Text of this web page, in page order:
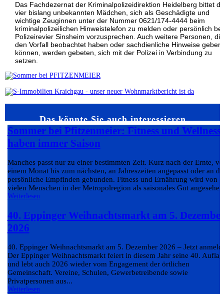
Das Fachdezernat der Kriminalpolizeidirektion Heidelberg bittet
vier bislang unbekannten Mädchen, sich als Geschädigte und
wichtige Zeuginnen unter der Nummer 0621/174-4444 beim
kriminalpolizeilichen Hinweistelefon zu melden oder persönlich
Polizeirevier Sinsheim vorzusprechen. Auch weitere Personen, die
den Vorfall beobachtet haben oder sachdienliche Hinweise geben
können, werden gebeten, sich mit der Polizei in Verbindung zu
setzen.
Das könnte Sie auch interessieren…
Sommer bei Pfitzenmeier: Fitness und Wellness
haben immer Saison
Manches passt nur zu einer bestimmten Zeit. Kurz nach der Ernte,
einem Monat bis zum nächsten, an Jahreszeiten angepasst oder an
persönliche Empfinden gebunden. Fitness und Ernährung wird von
vielen Menschen in der Metropolregion als saisonales Gut
Weiterlesen
40. Eppinger Weihnachtsmarkt am 5.
2026
40. Eppinger Weihnachtsmarkt am 5. Dezember 2026 – Jetzt
Der Eppinger Weihnachtsmarkt feiert in diesem Jahr seine 40.
und lebt auch 2026 wieder vom Engagement der örtlichen
Gemeinschaft. Vereine, Schulen, Gewerbetreibende sowie
Privatpersonen aus...
Weiterlesen